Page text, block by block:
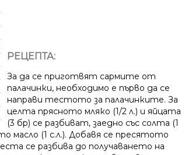
РЕЦЕПТА:
За да се приготвят сaрмите от
палачинки, необходимо е първо да се
направи тестото за палачинките. За
целта прясното мляко (1/2 л.) и яйцата
(3 бр) се разбиват, заедно със солта (1
масло (1 с.л.). Добавя се пресятото
се разбива до получаването на